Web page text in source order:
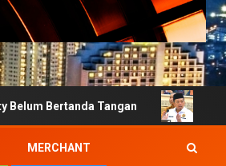
Tangan Desak Sikap
MERCHANT